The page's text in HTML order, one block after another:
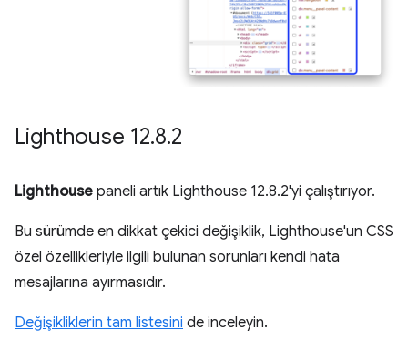
Lighthouse 12.8.2
Lighthouse paneli artık Lighthouse 12.8.2'yi çalıştırıyor.
Bu sürümde en dikkat çekici değişiklik, Lighthouse'un CSS
özel özellikleriyle ilgili bulunan sorunları kendi hata
mesajlarına ayırmasıdır.
Değişikliklerin tam listesini de inceleyin.